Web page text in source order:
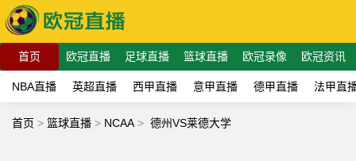
首页 欧冠直播 足球直播 篮球直播 欧冠录像 欧冠资讯
NBA直播 英超直播 西甲直播 意甲直播 德甲直播 法甲直
首页 > 篮球直播 > NCAA > 德州VS莱德大学